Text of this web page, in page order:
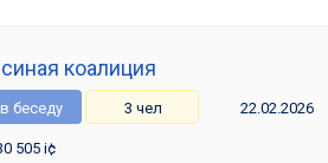
коалиция
беседу 3 чел 22.02.2026
505 i¢